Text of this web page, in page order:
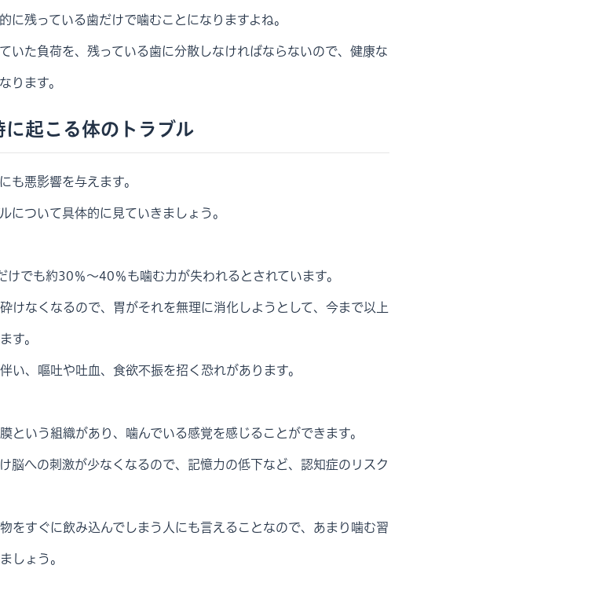
残っている歯だけで噛むことになりますよね。
いた負荷を、残っている歯に分散しなければならないので、健康な
ります。
起こる体のトラブル
も悪影響を与えます。
について具体的に見ていきましょう。
でも約30％～40％も噛む力が失われるとされています。
けなくなるので、胃がそれを無理に消化しようとして、今まで以上
す。
い、嘔吐や吐血、食欲不振を招く恐れがあります。
という組織があり、噛んでいる感覚を感じることができます。
脳への刺激が少なくなるので、記憶力の低下など、認知症のリスク
をすぐに飲み込んでしまう人にも言えることなので、あまり噛む習
しょう。